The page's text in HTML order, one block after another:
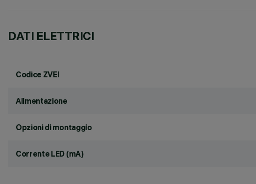
DATI ELETTRICI
Codice ZVEI
Alimentazione
Opzioni di montaggio
Corrente LED (mA)